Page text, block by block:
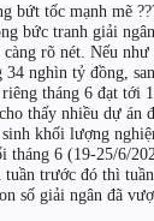
bứt tốc mạnh mẽ
bức tranh giải
càng rõ nét. Nếu
nghìn tỷ đồng,
tháng 6 đạt tới
thấy nhiều dự án
khối lượng
tháng 6 (19-25/6/
trước đó thì
số giải ngân đã